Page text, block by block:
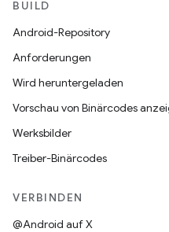
BUILD
Android-Repository
Anforderungen
Wird heruntergeladen
Vorschau von Binärcodes
Werksbilder
Treiber-Binärcodes
VERBINDEN
@Android auf X